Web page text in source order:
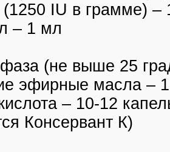
IU в грамме) –
– 1 мл
(не выше 25
эфирные масла –
– 10-12
Консервант К)